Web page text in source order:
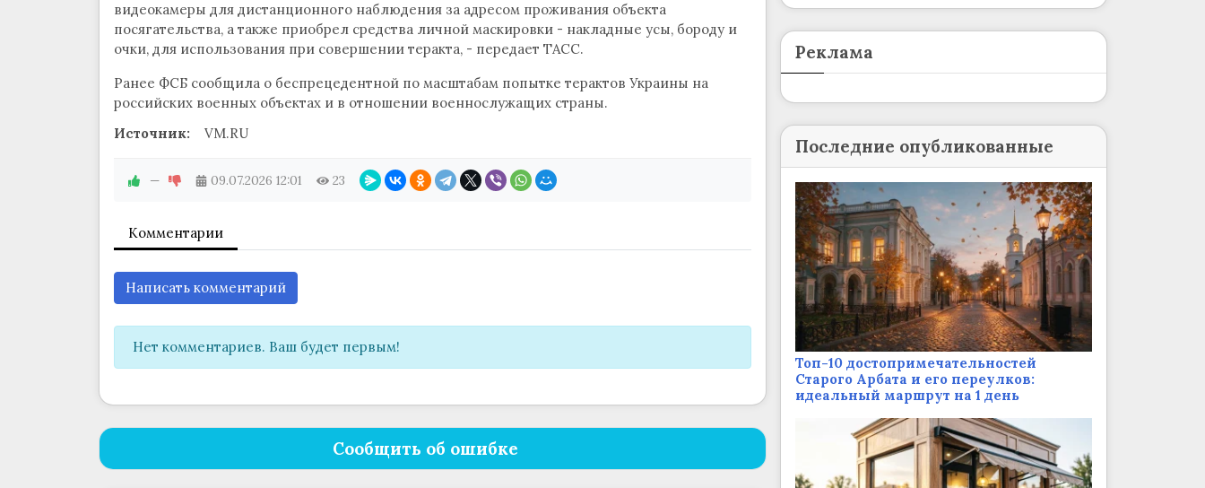
видеокамеры для дистанционного наблюдения за адресом проживания объекта
посягательства, а также приобрел средства личной маскировки - накладные усы, бороду и
очки, для использования при совершении теракта, - передает ТАСС.
Ранее ФСБ сообщила о беспрецедентной по масштабам попытке терактов Украины на
российских военных объектах и в отношении военнослужащих страны.
Источник:
VM.RU
— 09.07.2026 12:01 23
Комментарии
Написать комментарий
Нет комментариев. Ваш будет первым!
Сообщить об ошибке
Реклама
Последние опубликованные
Топ-10 достопримечательностей
Старого Арбата и его переулков:
идеальный маршрут на 1 день